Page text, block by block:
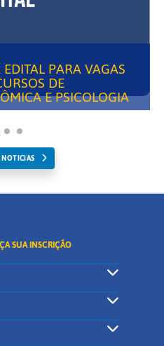
PARA VAGAS
DE
E PSICOLOGIA
SUA INSCRIÇÃO